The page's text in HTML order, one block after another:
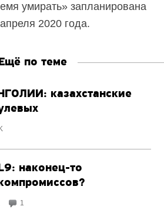
умирать» запланирована
2020 года.
по теме
казахстанские
наконец-то
1